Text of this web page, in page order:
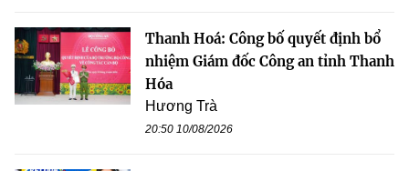
Thanh Hoá: Công bố quyết định bổ
nhiệm Giám đốc Công an tỉnh Thanh
Hóa
Hương Trà
20:50 10/08/2026